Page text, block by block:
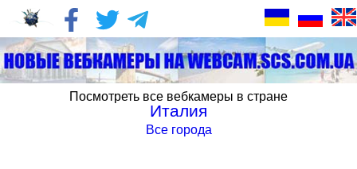
Посмотреть все вебкамеры в стране
Италия
Все города